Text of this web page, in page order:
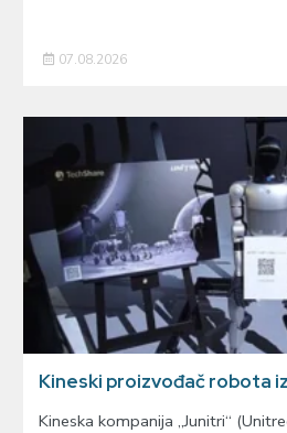
07.08.2026
Kineski proizvođač robota
Kineska kompanija „Junitri“